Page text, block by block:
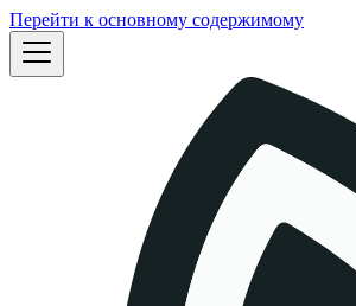
Перейти к основному содержимому